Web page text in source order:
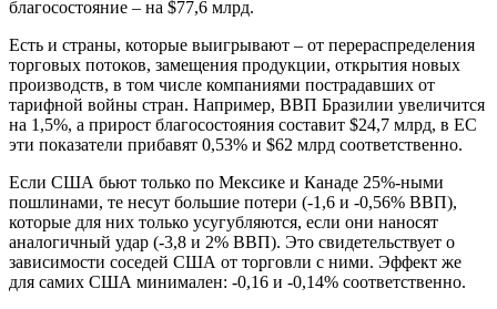
благосостояние – на $77,6 млрд.
Есть и страны, которые выигрывают – от перераспределения
торговых потоков, замещения продукции, открытия новых
производств, в том числе компаниями пострадавших от
тарифной войны стран. Например, ВВП Бразилии увеличится
на 1,5%, а прирост благосостояния составит $24,7 млрд, в ЕС
эти показатели прибавят 0,53% и $62 млрд соответственно.
Если США бьют только по Мексике и Канаде 25%-ными
пошлинами, те несут большие потери (-1,6 и -0,56% ВВП),
которые для них только усугубляются, если они наносят
аналогичный удар (-3,8 и 2% ВВП). Это свидетельствует о
зависимости соседей США от торговли с ними. Эффект же
для самих США минимален: -0,16 и -0,14% соответственно.